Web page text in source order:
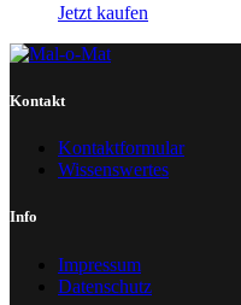
Jetzt kaufen
Kontakt
Kontaktformular
Wissenswertes
Info
Impressum
Datenschutz